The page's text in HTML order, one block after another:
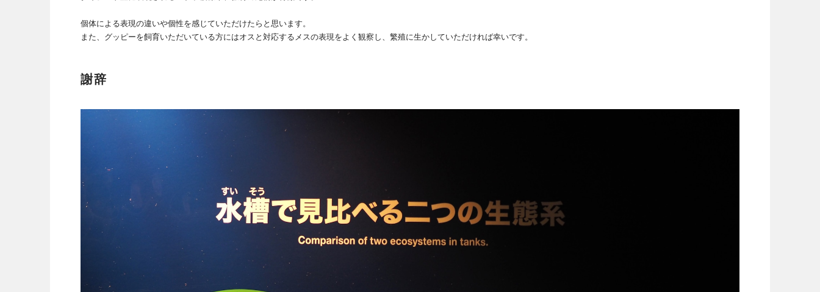
個体による表現の違いや個性を感じていただけたらと思います。
また、グッピーを飼育いただいている方にはオスと対応するメスの表現をよく観察し、繁殖に生かしていただければ幸いです。
謝辞